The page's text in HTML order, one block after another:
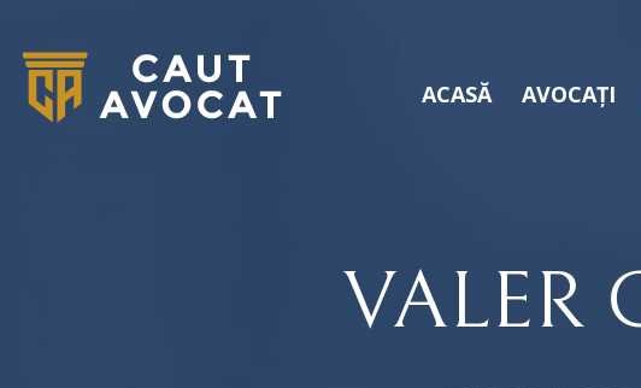
ACASĂ AVOCAȚI
VALER